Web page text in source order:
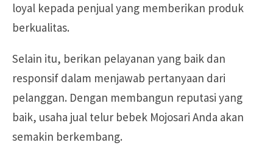
loyal kepada penjual yang memberikan produk
berkualitas.
Selain itu, berikan pelayanan yang baik dan
responsif dalam menjawab pertanyaan dari
pelanggan. Dengan membangun reputasi yang
baik, usaha jual telur bebek Mojosari Anda akan
semakin berkembang.